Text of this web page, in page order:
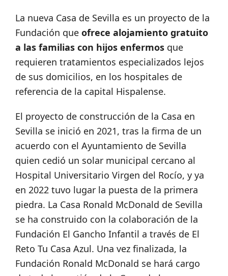
La nueva Casa de Sevilla es un proyecto de la
Fundación que ofrece alojamiento gratuito
a las familias con hijos enfermos que
requieren tratamientos especializados lejos
de sus domicilios, en los hospitales de
referencia de la capital Hispalense.
El proyecto de construcción de la Casa en
Sevilla se inició en 2021, tras la firma de un
acuerdo con el Ayuntamiento de Sevilla
quien cedió un solar municipal cercano al
Hospital Universitario Virgen del Rocío, y ya
en 2022 tuvo lugar la puesta de la primera
piedra. La Casa Ronald McDonald de Sevilla
se ha construido con la colaboración de la
Fundación El Gancho Infantil a través de El
Reto Tu Casa Azul. Una vez finalizada, la
Fundación Ronald McDonald se hará cargo